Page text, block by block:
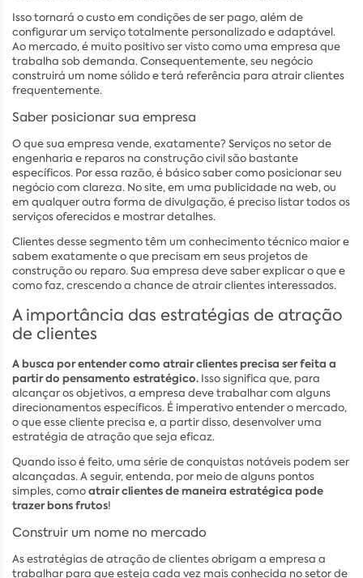
Isso tornará o custo em condições de ser pago, além de
configurar um serviço totalmente personalizado e adaptável.
Ao mercado, é muito positivo ser visto como uma empresa que
trabalha sob demanda. Consequentemente, seu negócio
construirá um nome sólido e terá referência para atrair clientes
frequentemente.
Saber posicionar sua empresa
O que sua empresa vende, exatamente? Serviços no setor de
engenharia e reparos na construção civil são bastante
específicos. Por essa razão, é básico saber como posicionar seu
negócio com clareza. No site, em uma publicidade na web, ou
em qualquer outra forma de divulgação, é preciso listar todos os
serviços oferecidos e mostrar detalhes.
Clientes desse segmento têm um conhecimento técnico maior e
sabem exatamente o que precisam em seus projetos de
construção ou reparo. Sua empresa deve saber explicar o que e
como faz, crescendo a chance de atrair clientes interessados.
A importância das estratégias de atração
de clientes
A busca por entender como atrair clientes precisa ser feita a
partir do pensamento estratégico. Isso significa que, para
alcançar os objetivos, a empresa deve trabalhar com alguns
direcionamentos específicos. É imperativo entender o mercado,
o que esse cliente precisa e, a partir disso, desenvolver uma
estratégia de atração que seja eficaz.
Quando isso é feito, uma série de conquistas notáveis podem ser
alcançadas. A seguir, entenda, por meio de alguns pontos
simples, comoatrair clientes de maneira estratégica pode
trazer bons frutos!
Construir um nome no mercado
As estratégias de atração de clientes obrigam a empresa a
trabalhar para que esteja cada vez mais conhecida no setor de